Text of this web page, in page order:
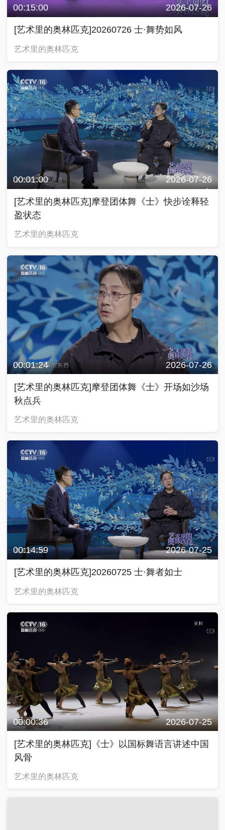
00:15:00 2026-07-26
[艺术里的奥林匹克]20260726 士·舞势如风
艺术里的奥林匹克
00:01:00 2026-07-26
[艺术里的奥林匹克]摩登团体舞《士》快步诠释轻
盈状态
艺术里的奥林匹克
00:01:24 2026-07-26
[艺术里的奥林匹克]摩登团体舞《士》开场如沙场
秋点兵
艺术里的奥林匹克
00:14:59 2026-07-25
[艺术里的奥林匹克]20260725 士·舞者如士
艺术里的奥林匹克
00:00:36 2026-07-25
[艺术里的奥林匹克]《士》以国标舞语言讲述中国
风骨
艺术里的奥林匹克